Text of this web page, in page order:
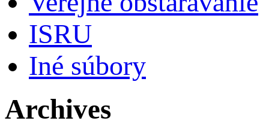
ISRU
Iné súbory
Archives